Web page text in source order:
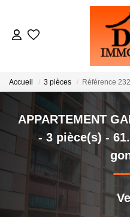
Accueil 3 pièces Référence
APPARTEMENT
- 3 pièce(s) -